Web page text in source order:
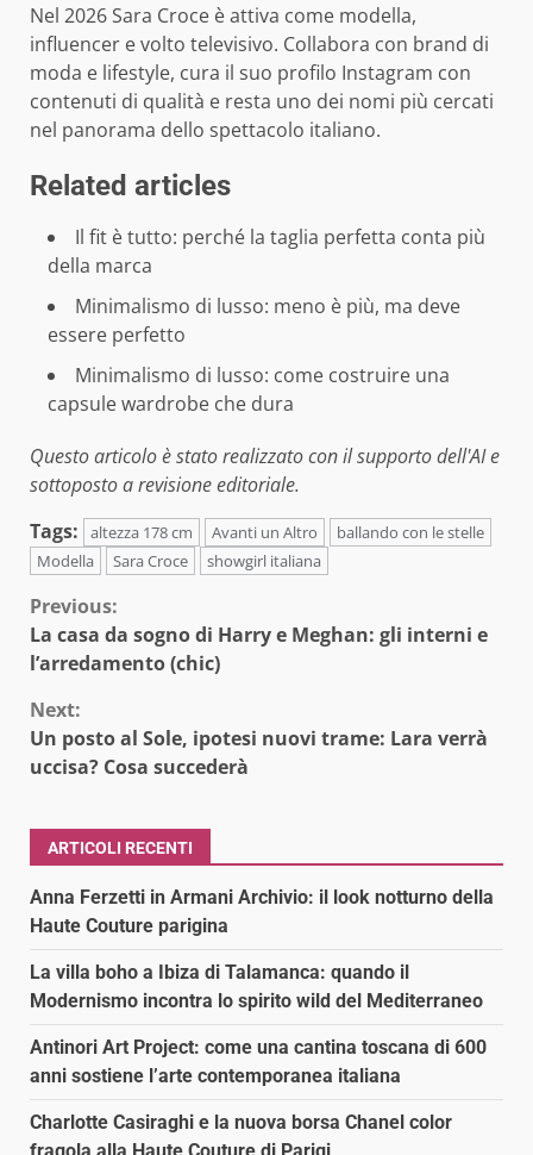
Nel 2026 Sara Croce è attiva come modella,
influencer e volto televisivo. Collabora con brand di
moda e lifestyle, cura il suo profilo Instagram con
contenuti di qualità e resta uno dei nomi più cercati
nel panorama dello spettacolo italiano.
Related articles
Il fit è tutto: perché la taglia perfetta conta più
della marca
Minimalismo di lusso: meno è più, ma deve
essere perfetto
Minimalismo di lusso: come costruire una
capsule wardrobe che dura
Questo articolo è stato realizzato con il supporto dell'AI e
sottoposto a revisione editoriale.
Tags:
altezza 178 cm Avanti un Altro
ballando con le stelle
Modella
Sara Croce showgirl italiana
Continue
Reading
Previous:
La casa da sogno di Harry e Meghan: gli interni e
l’arredamento (chic)
Next:
Un posto al Sole, ipotesi nuovi trame: Lara verrà
uccisa? Cosa succederà
ARTICOLI RECENTI
Anna Ferzetti in Armani Archivio: il look notturno della
Haute Couture parigina
La villa boho a Ibiza di Talamanca: quando il
Modernismo incontra lo spirito wild del Mediterraneo
Antinori Art Project: come una cantina toscana di 600
anni sostiene l’arte contemporanea italiana
Charlotte Casiraghi e la nuova borsa Chanel color